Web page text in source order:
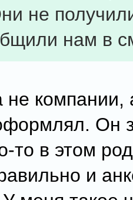
не
нам в
компании,
Он
то в этом
и